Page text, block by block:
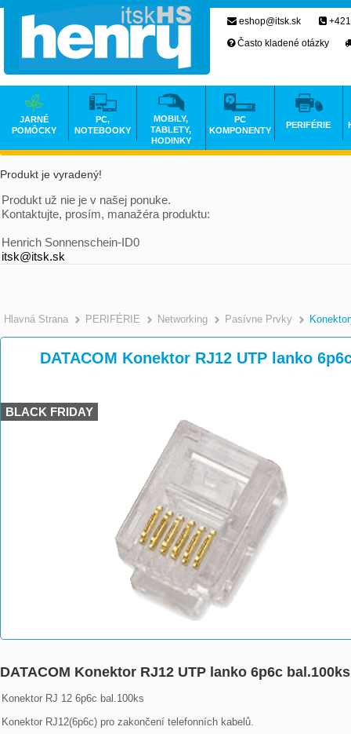
Produkt je vyradený!
Produkt už nie je v našej ponuke.
Kontaktujte, prosím, manažéra produktu:
Henrich Sonnenschein-ID0
itsk@itsk.sk
Hlavná Strana >
PERIFÉRIE >
Networking >
Pasívne Prvky
DATACOM Konektor RJ12 UTP lanko
BLACK FRIDAY
DATACOM Konektor RJ12 UTP lanko 6p6c
Konektor RJ 12 6p6c bal.100ks
Konektor RJ12(6p6c) pro zakončení telefonních kabelů.
eshop@itsk.sk
Často kladené otázky
JARNÉ
POMÔCKY
PC,
NOTEBOOKY
MOBILY,
TABLETY,
HODINKY
PC
KOMPONENTY
PERIFÉRIE